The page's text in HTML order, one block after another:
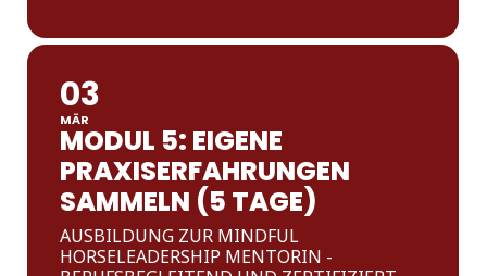
03
MÄR
MODUL 5: EIGENE
PRAXISERFAHRUNGEN
SAMMELN (5 TAGE)
AUSBILDUNG ZUR MINDFUL
HORSELEADERSHIP MENTORIN -